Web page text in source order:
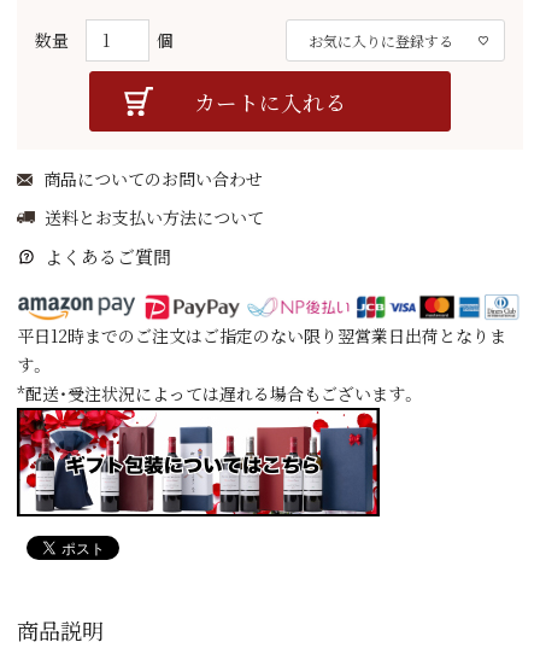
お気に入りに登録する
カートに入れる
商品についてのお問い合わせ
送料とお支払い方法について
よくあるご質問
平日12時までのご注文はご指定のない限り翌営業日出荷となりま
す。
*配送・受注状況によっては遅れる場合もございます。
商品説明